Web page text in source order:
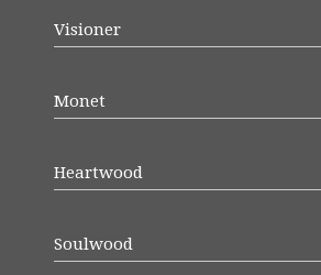
Visioner
Monet
Heartwood
Soulwood